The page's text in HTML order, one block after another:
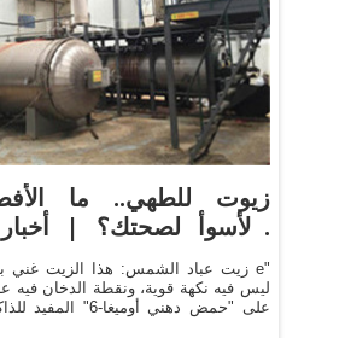
والأسوأ لصحتك؟ |
ليس فيه نكهة قوية، ونقطة الدخان فيه
على "حمض دهني أوميغا-6"